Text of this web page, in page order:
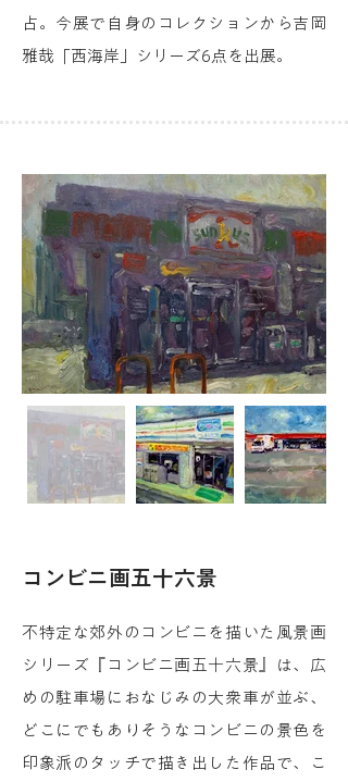
占。今展で自身のコレクションから吉岡
雅哉「西海岸」シリーズ6点を出展。
コンビニ画五十六景
不特定な郊外のコンビニを描いた風景画
シリーズ『コンビニ画五十六景』は、広
めの駐車場におなじみの大衆車が並ぶ、
どこにでもありそうなコンビニの景色を
印象派のタッチで描き出した作品で、こ